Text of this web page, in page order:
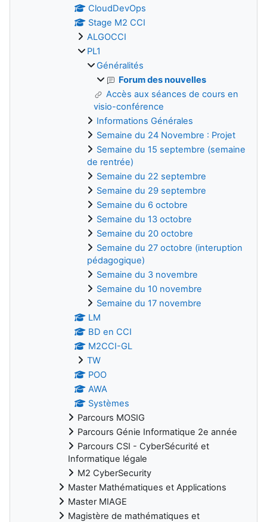
CloudDevOps
Stage M2 CCI
ALGOCCI
PL1
Généralités
Forum des nouvelles
Accès aux séances de cours en
visio-conférence
Informations Générales
Semaine du 24 Novembre : Projet
Semaine du 15 septembre (semaine
de rentrée)
Semaine du 22 septembre
Semaine du 29 septembre
Semaine du 6 octobre
Semaine du 13 octobre
Semaine du 20 octobre
Semaine du 27 octobre (interuption
pédagogique)
Semaine du 3 novembre
Semaine du 10 novembre
Semaine du 17 novembre
LM
BD en CCI
M2CCI-GL
TW
POO
AWA
Systèmes
Parcours MOSIG
Parcours Génie Informatique 2e année
Parcours CSI - CyberSécurité et
Informatique légale
M2 CyberSecurity
Master Mathématiques et Applications
Master MIAGE
Magistère de mathématiques et